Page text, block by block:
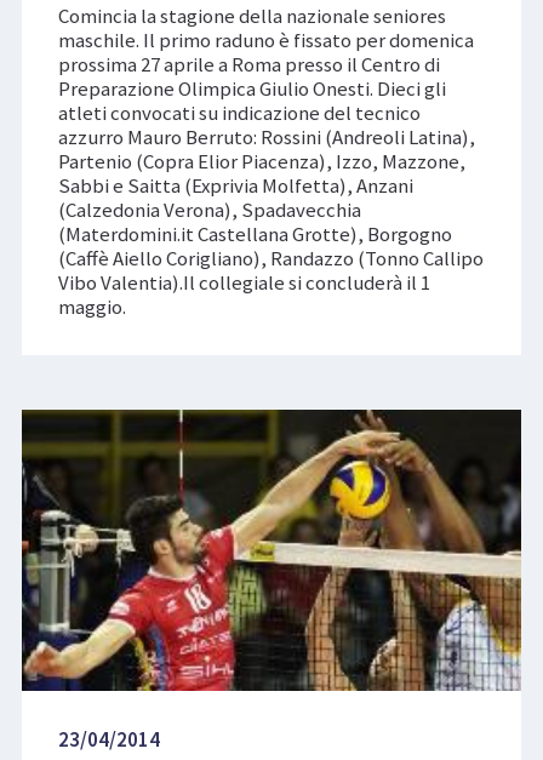
Comincia la stagione della nazionale seniores
maschile. Il primo raduno è fissato per domenica
prossima 27 aprile a Roma presso il Centro di
Preparazione Olimpica Giulio Onesti. Dieci gli
atleti convocati su indicazione del tecnico
azzurro Mauro Berruto: Rossini (Andreoli Latina),
Partenio (Copra Elior Piacenza), Izzo, Mazzone,
Sabbi e Saitta (Exprivia Molfetta), Anzani
(Calzedonia Verona), Spadavecchia
(Materdomini.it Castellana Grotte), Borgogno
(Caffè Aiello Corigliano), Randazzo (Tonno Callipo
Vibo Valentia).Il collegiale si concluderà il 1
maggio.
23/04/2014